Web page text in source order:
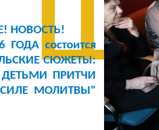
НОВОСТЬ!
состоится
СЮЖЕТЫ:
ПРИТЧИ
МОЛИТВЫ"